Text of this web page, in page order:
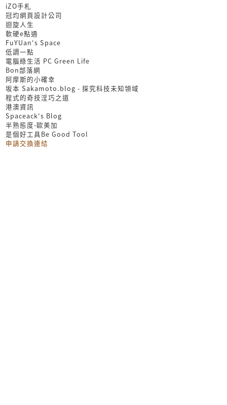
iZO手札
冠均網頁設計公司
迴旋人生
軟硬e點通
FuYUan's Space
低調一點
電腦綠生活 PC Green Life
Bon部落網
阿摩斯的小確幸
坂本 Sakamoto.blog - 探究科技未知領域
程式的奇技淫巧之道
港澳資訊
Spaceack's Blog
半熟態度-歐美加
是個好工具Be Good Tool
申請交換連結